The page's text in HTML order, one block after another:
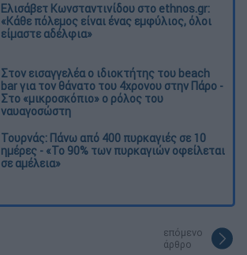
Ελισάβετ Κωνσταντινίδου στο ethnos.gr:
«Κάθε πόλεμος είναι ένας εμφύλιος, όλοι
είμαστε αδέλφια»
Στον εισαγγελέα ο ιδιοκτήτης του beach
bar για τον θάνατο του 4χρονου στην Πάρο -
Στο «μικροσκόπιο» ο ρόλος του
ναυαγοσώστη
Τουρνάς: Πάνω από 400 πυρκαγιές σε 10
ημέρες - «Το 90% των πυρκαγιών οφείλεται
σε αμέλεια»
επόμενο
άρθρο